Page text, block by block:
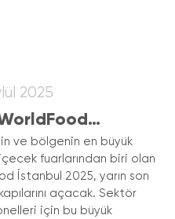
2025
2025`in Son
ve bölgenin en büyük
fuarlarından biri olan
İstanbul 2025, yarın son
açacak. Sektör
için bu büyük